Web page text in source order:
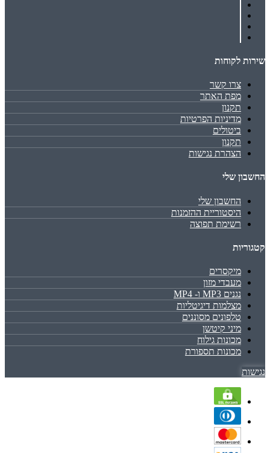
שירות לקוחות
צרו קשר
מפת האתר
תקנון
מדיניות הפרטיות
ביטולים
תקנון
הצהרת נגישות
החשבון שלי
החשבון שלי
היסטוריית ההזמנות
רשימת תפוצה
קטגוריות
מיקסרים
מעבדי מזון
נגנים MP3 ו- MP4
מצלמות דיגיטליות
טלפונים מסוננים
מיני קיטשן
מכונות גילוח
מכונות תספורת
נגישות